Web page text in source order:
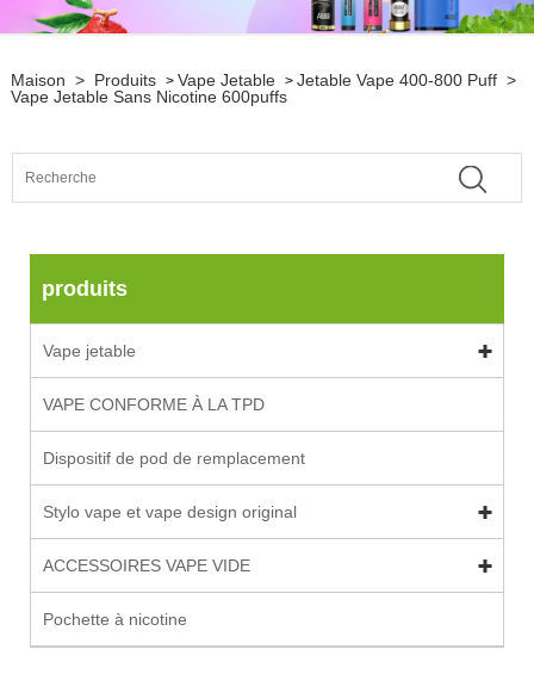
Maison > Produits > Vape Jetable > Jetable Vape 400-800 Puff >
Vape Jetable Sans Nicotine 600puffs
produits
Vape jetable
VAPE CONFORME À LA TPD
Dispositif de pod de remplacement
Stylo vape et vape design original
ACCESSOIRES VAPE VIDE
Pochette à nicotine